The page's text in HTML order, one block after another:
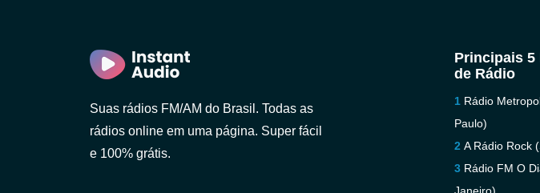
Suas rádios FM/AM do Brasil. Todas as
rádios online em uma página. Super fácil
e 100% grátis.
Principais 5
de Rádio
Rádio
Paulo)
A Rádio Rock
Rádio FM O